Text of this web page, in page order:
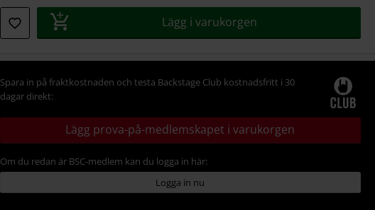
Lägg i varukorgen
Spara in på fraktkostnaden och testa Backstage Club kostnadsfritt i 30
dagar direkt:
Lägg prova-på-medlemskapet i varukorgen
Om du redan är BSC-medlem kan du logga in här:
Logga in nu